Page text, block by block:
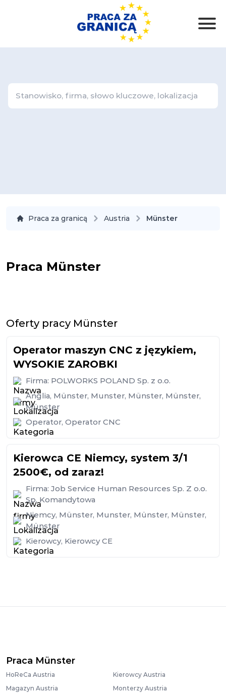
Praca za granicą Austria Münster
Praca Münster
Oferty pracy Münster
Operator maszyn CNC z językiem,
WYSOKIE ZAROBKI️
Firma: POLWORKS POLAND Sp. z o.o.
Anglia, Münster, Munster, Münster, Münster,
Münster
Operator, Operator CNC
Kierowca CE Niemcy, system 3/1
2500€, od zaraz!
Firma: Job Service Human Resources Sp. Z o.o.
Sp. Komandytowa
Niemcy, Münster, Munster, Münster, Münster,
Münster
Kierowcy, Kierowcy CE
Praca Münster
HoReCa Austria
Kierowcy Austria
Magazyn Austria
Monterzy Austria